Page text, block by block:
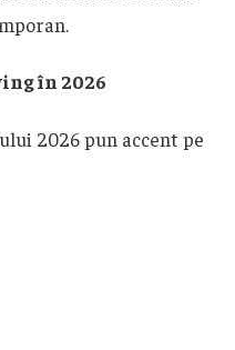
în 2026
2026 pun accent pe